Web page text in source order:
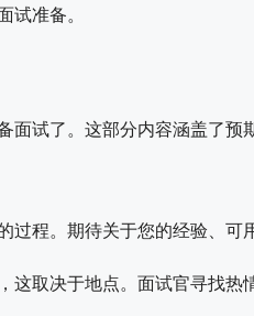
试准备。
面试了。这部分内容涵盖了预
过程。期待关于您的经验、可
这取决于地点。面试官寻找热